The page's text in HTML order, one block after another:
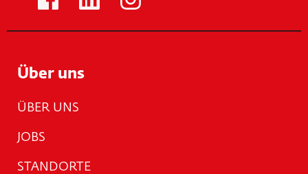
Über uns
ÜBER UNS
JOBS
STANDORTE